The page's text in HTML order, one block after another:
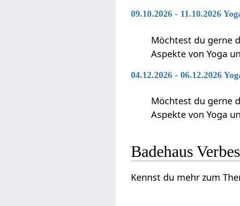
09.10.2026 - 11.10.2026
Möchtest du gerne
Aspekte von Yoga
04.12.2026 - 06.12.2026
Möchtest du gerne
Aspekte von Yoga